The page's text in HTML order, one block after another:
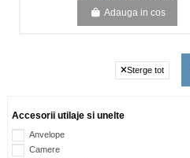
Adauga in cos
Sterge tot
Accesorii utilaje si unelte
Anvelope
Camere